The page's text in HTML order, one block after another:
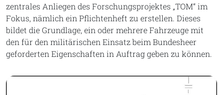
zentrales Anliegen des Forschungsprojektes „TOM“ im
Fokus, nämlich ein Pflichtenheft zu erstellen. Dieses
bildet die Grundlage, ein oder mehrere Fahrzeuge mit
den für den militärischen Einsatz beim Bundesheer
geforderten Eigenschaften in Auftrag geben zu können.